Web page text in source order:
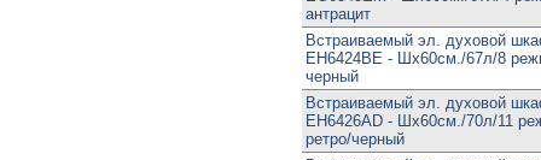
антрацит
Встраиваемый эл. духовой
EH6424BE - Шx60см./67л/8
черный
Встраиваемый эл. духовой
EH6426AD - Шx60см./70л/11
ретро/черный